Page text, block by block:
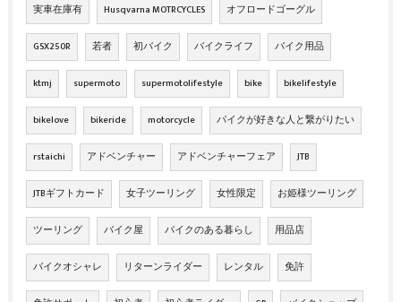
実車在庫有 Husqvarna MOTRCYCLES オフロードゴーグル
GSX250R 若者 初バイク バイクライフ バイク用品
ktmj supermoto supermotolifestyle bike bikelifestyle
bikelove bikeride motorcycle バイクが好きな人と繋がりたい
rstaichi アドベンチャー アドベンチャーフェア JTB
JTBギフトカード 女子ツーリング 女性限定 お姫様ツーリング
ツーリング バイク屋 バイクのある暮らし 用品店
バイクオシャレ リターンライダー レンタル 免許